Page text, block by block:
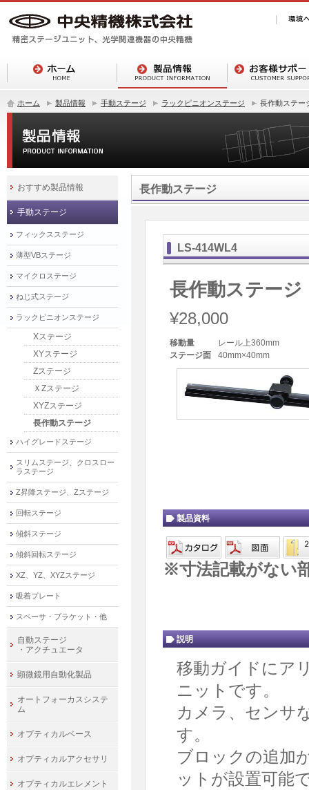
ホーム 製品情報 手動ステージ ラックピニオンステージ 長作動ステー
長作動ステージ
LS-414WL4
長作動ステー
¥28,000
移動量
レール上360mm
ステージ面
40mm×40mm
製品資料
※寸法記載がない
説明
移動ガイドにア
ニットです。
カメラ、センサ
す。
ブロックの追加
ットが設置可能
おすすめ製品情報
手動ステージ
フィックスステージ
薄型VBステージ
マイクロステージ
ねじ式ステージ
ラックピニオンステージ
Xステージ
XYステージ
Zステージ
ＸZステージ
XYZステージ
長作動ステージ
ハイグレードステージ
スリムステージ、クロスロー
ラステージ
Z昇降ステージ、Zステージ
回転ステージ
傾斜ステージ
傾斜回転ステージ
XZ、YZ、XYZステージ
吸着プレート
スペーサ・ブラケット・他
自動ステージ
・アクチュエータ
顕微鏡用自動化製品
オートフォーカスシステ
ム
オプティカルベース
オプティカルアクセサリ
オプティカルエレメント